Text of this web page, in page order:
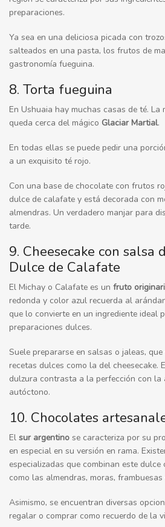
preparaciones.
Ya sea en una deliciosa picada con
salteados en una pasta, los frutos de
gastronomía fueguina.
8. Torta fueguina
En Ushuaia hay muchas casas de té.
queda cerca del mágico Glaciar Martial.
En todas ellas se puede pedir una
a un exquisito té rojo.
Con una base de chocolate con frutos
dulce de calafate y está decorada con
almendras. Un verdadero manjar para
tarde.
9. Cheesecake con salsa
Dulce de Calafate
El Michay o Calafate es un fruto
redonda y color azul recuerda al
que lo convierte en un ingrediente ideal
preparaciones dulces.
Suele prepararse en salsas o jaleas,
recetas dulces como la del cheesecake.
dulzura contrasta a la perfección con la
autóctono.
10. Chocolates
El sur argentino se caracteriza por su
en especial en su versión en rama.
especializadas que combinan este
como las almendras, moras, frambuesas
Asimismo, se encuentran diversas
regalar o comprar como recuerdo de la